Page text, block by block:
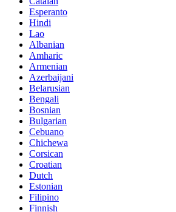
Esperanto
Hindi
Lao
Albanian
Amharic
Armenian
Azerbaijani
Belarusian
Bengali
Bosnian
Bulgarian
Cebuano
Chichewa
Corsican
Croatian
Dutch
Estonian
Filipino
Finnish